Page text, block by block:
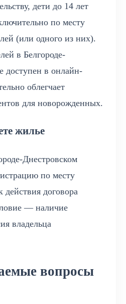
дети до 14 лет
по месту
(или одного из них).
в Белгороде-
доступен в онлайн-
облегчает
для новорожденных.
жилье
Днестровском
по месту
договора
— наличие
владельца
вопросы